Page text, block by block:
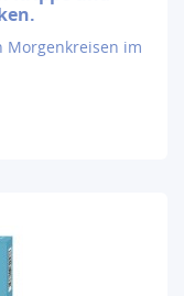
Morgenkreisen im